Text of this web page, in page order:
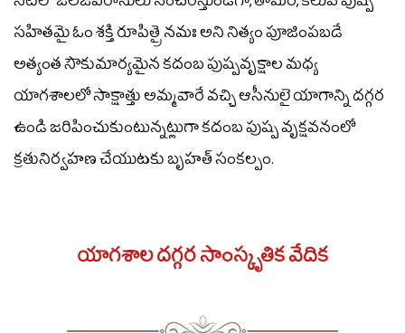
సహితమై ఓం శక్తి రూపిత్రై నమః అని నిత్యం పూజింపబడే
అత్యంత సౌకుమార్యమైన కదంబ పుష్పవృక్షాల మధ్య
యాగశాలలో సాక్షాత్తు అమ్మవారే వచ్చి ఆసీనులై యాగాన్ని దగ్గర
ఉండి జరిపించుకుంటున్నట్లుగా కదంబ పుష్ప వృక్షవనంలో
క్రతునిర్వహణ చేయుటకు బృహత్ సంకల్పం.
యాగశాల దగ్గర సాంస్కృతిక వేదిక